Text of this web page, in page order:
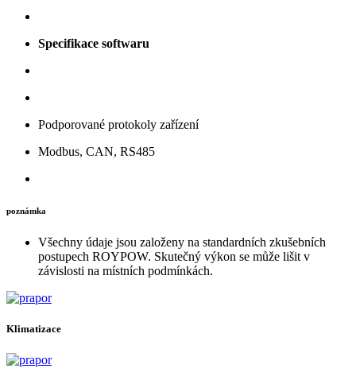
Specifikace softwaru
Podporované protokoly zařízení
Modbus, CAN, RS485
poznámka
Všechny údaje jsou založeny na standardních zkušebních
postupech ROYPOW. Skutečný výkon se může lišit v
závislosti na místních podmínkách.
Klimatizace